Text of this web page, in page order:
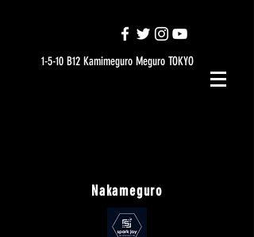
1-5-10 B12 Kamimeguro Meguro TOKYO
Nakameguro